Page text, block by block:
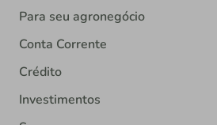
Para seu agronegócio
Conta Corrente
Crédito
Investimentos